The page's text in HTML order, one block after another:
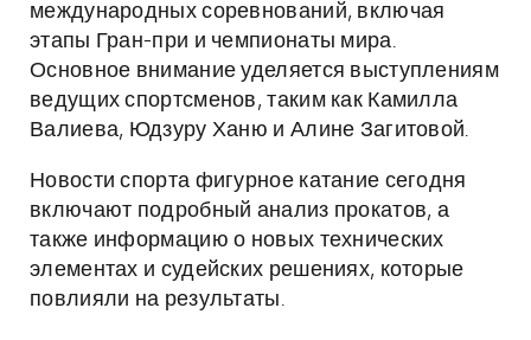
международных соревнований, включая
этапы Гран-при и чемпионаты мира.
Основное внимание уделяется выступлениям
ведущих спортсменов, таким как Камилла
Валиева, Юдзуру Ханю и Алине Загитовой.
Новости спорта фигурное катание сегодня
включают подробный анализ прокатов, а
также информацию о новых технических
элементах и судейских решениях, которые
повлияли на результаты.